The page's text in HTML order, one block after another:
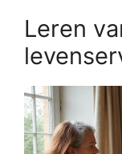
Leren